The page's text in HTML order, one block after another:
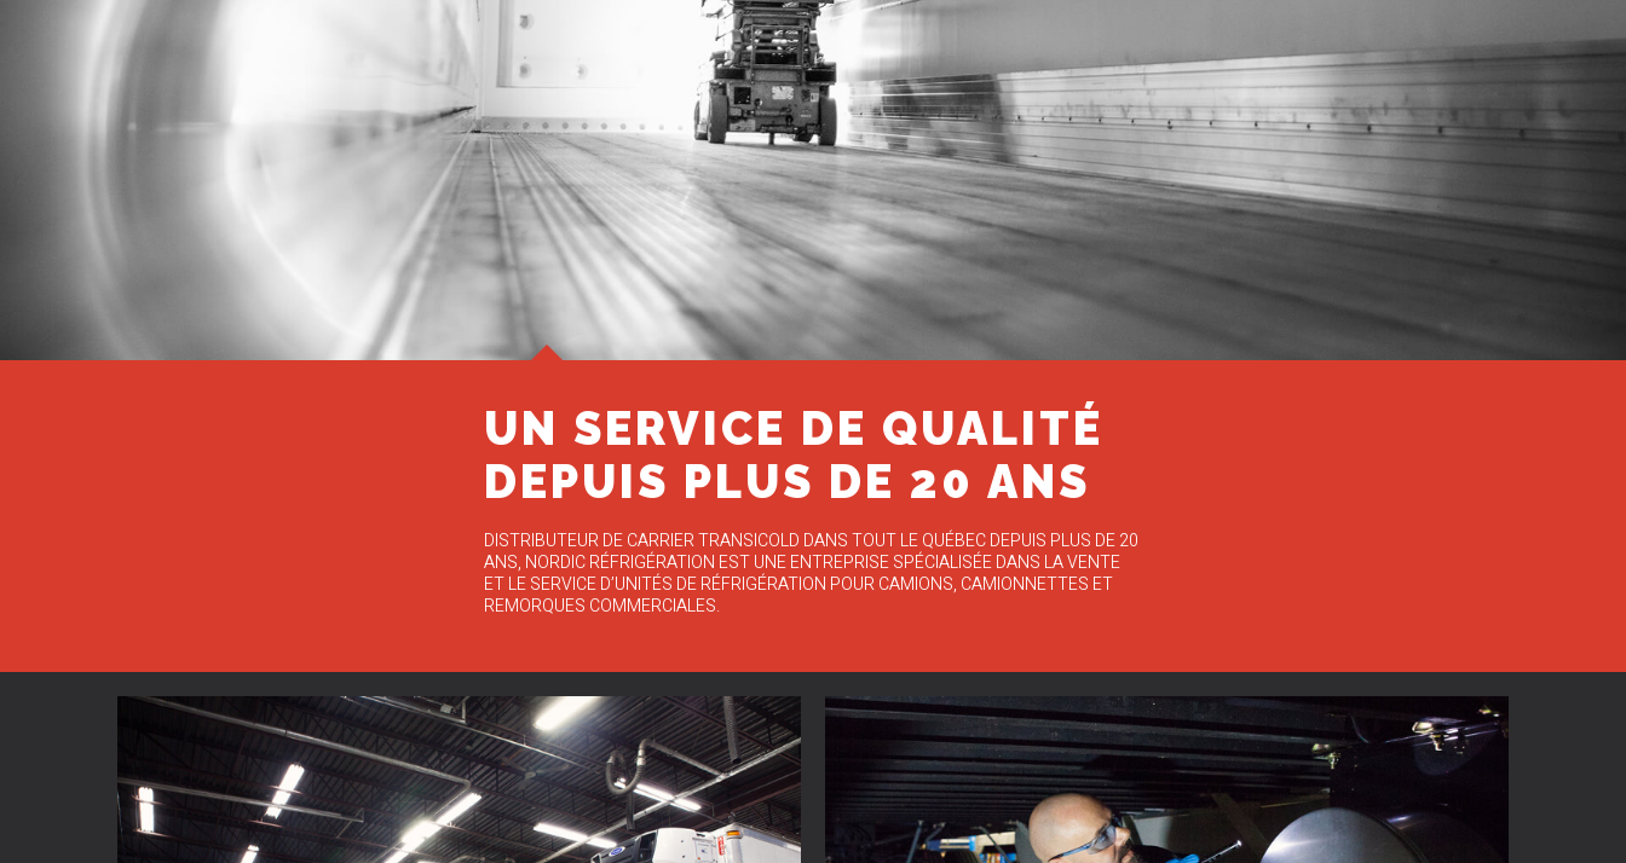
UN SERVICE DE QUALITÉ
DEPUIS PLUS DE 20 ANS
DISTRIBUTEUR DE CARRIER TRANSICOLD DANS TOUT LE QUÉBEC DEPUIS PLUS DE 20
ANS, NORDIC RÉFRIGÉRATION EST UNE ENTREPRISE SPÉCIALISÉE DANS LA VENTE
ET LE SERVICE D’UNITÉS DE RÉFRIGÉRATION POUR CAMIONS, CAMIONNETTES ET
REMORQUES COMMERCIALES.